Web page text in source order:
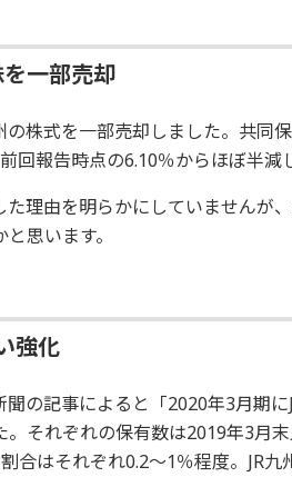
一部売却
の株式を一部売却しました。共同
回報告時点の6.10％からほぼ半減
た理由を明らかにしていませんが
思います。
強化
の記事によると「2020年3月期に
それぞれの保有数は2019年3月
合はそれぞれ0.2～1％程度。JR